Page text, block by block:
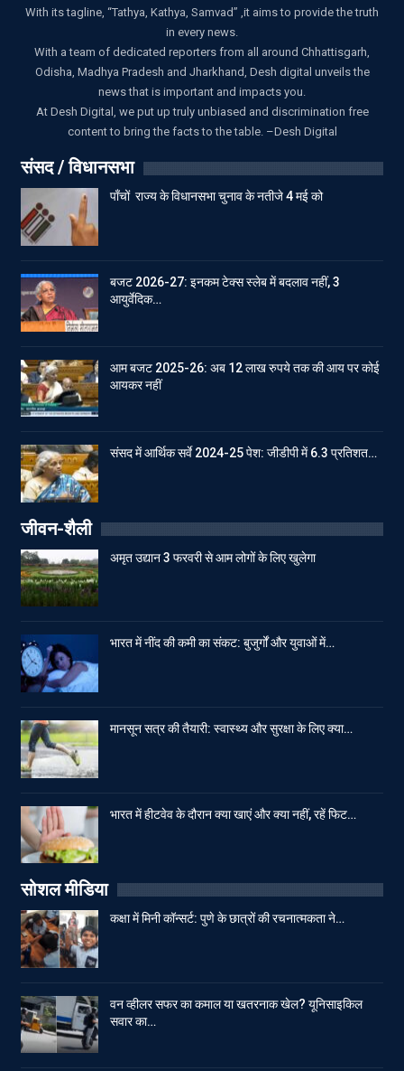
With its tagline, “Tathya, Kathya, Samvad” ,it aims to provide the truth
in every news.
With a team of dedicated reporters from all around Chhattisgarh,
Odisha, Madhya Pradesh and Jharkhand, Desh digital unveils the
news that is important and impacts you.
At Desh Digital, we put up truly unbiased and discrimination free
content to bring the facts to the table. –Desh Digital
संसद / विधानसभा
पाँचों राज्य के विधानसभा चुनाव के नतीजे 4 मई को
बजट 2026-27: इनकम टेक्स स्लेब में बदलाव नहीं, 3
आयुर्वेदिक…
आम बजट 2025-26: अब 12 लाख रुपये तक की आय पर कोई
आयकर नहीं
संसद में आर्थिक सर्वे 2024-25 पेश: जीडीपी में 6.3 प्रतिशत…
जीवन-शैली
अमृत उद्यान 3 फरवरी से आम लोगों के लिए खुलेगा
भारत में नींद की कमी का संकट: बुजुर्गों और युवाओं में…
मानसून सत्र की तैयारी: स्वास्थ्य और सुरक्षा के लिए क्या…
भारत में हीटवेव के दौरान क्या खाएं और क्या नहीं, रहें फिट…
सोशल मीडिया
कक्षा में मिनी कॉन्सर्ट: पुणे के छात्रों की रचनात्मकता ने…
वन व्हीलर सफर का कमाल या खतरनाक खेल? यूनिसाइकिल
सवार का…